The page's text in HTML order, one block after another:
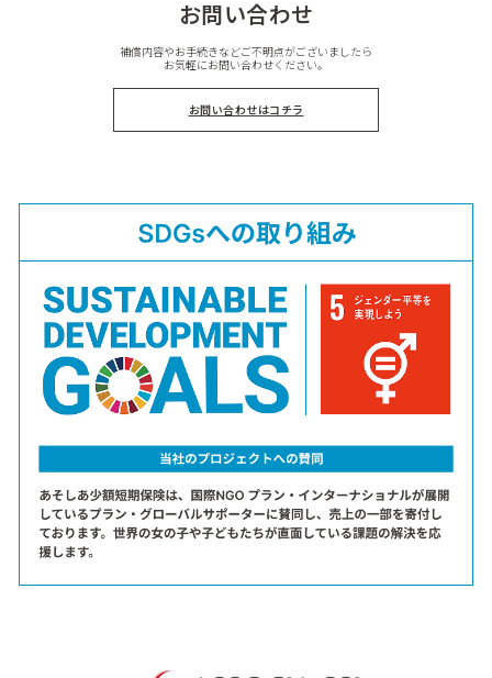
お問い合わせ
補償内容やお手続きなどご不明点がございましたら
お気軽にお問い合わせください。
お問い合わせはコチラ